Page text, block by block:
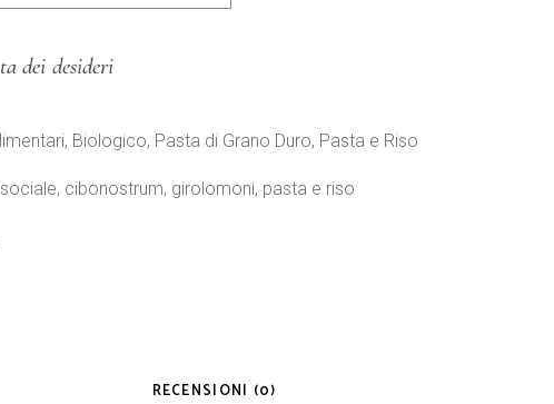
dei desideri
, Biologico, Pasta di Grano Duro, Pasta e Riso
, cibonostrum, girolomoni, pasta e riso
RECENSIONI (0)